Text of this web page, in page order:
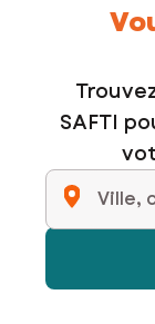
SAFTI
Ville,